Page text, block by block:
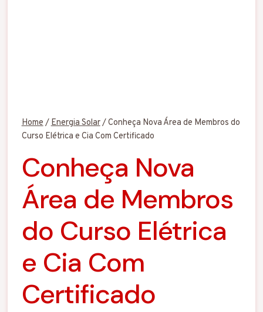
Home/Energia Solar/Conheça Nova Área de Membros do
Curso Elétrica e Cia Com Certificado
Conheça Nova
Área de Membros
do Curso Elétrica
e Cia Com
Certificado